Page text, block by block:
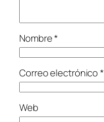
Nombre*
Correo electrónico*
Web